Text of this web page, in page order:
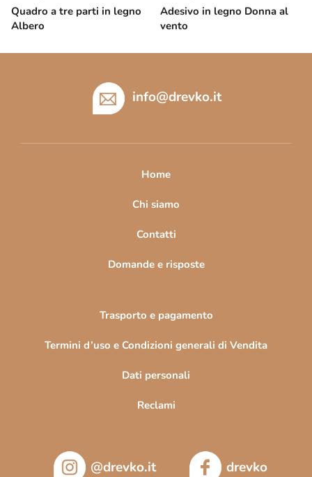
Quadro a tre parti in legno
Albero
Adesivo in legno Donna al
vento
info@drevko.it
Home
Chi siamo
Contatti
Domande e risposte
Trasporto e pagamento
Termini d’uso e Condizioni generali di Vendita
Dati personali
Reclami
@drevko.it drevko